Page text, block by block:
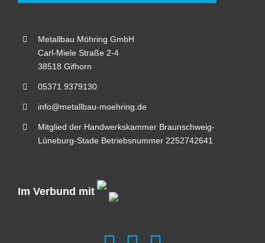
Metallbau Möhring GmbH
Carl-Miele Straße 2-4
38518 Gifhorn
05371 9379130
info@metallbau-moehring.de
Mitglied der Handwerkskammer Braunschweig-
Lüneburg-Stade Betriebsnummer 2252742641
Im Verbund mit